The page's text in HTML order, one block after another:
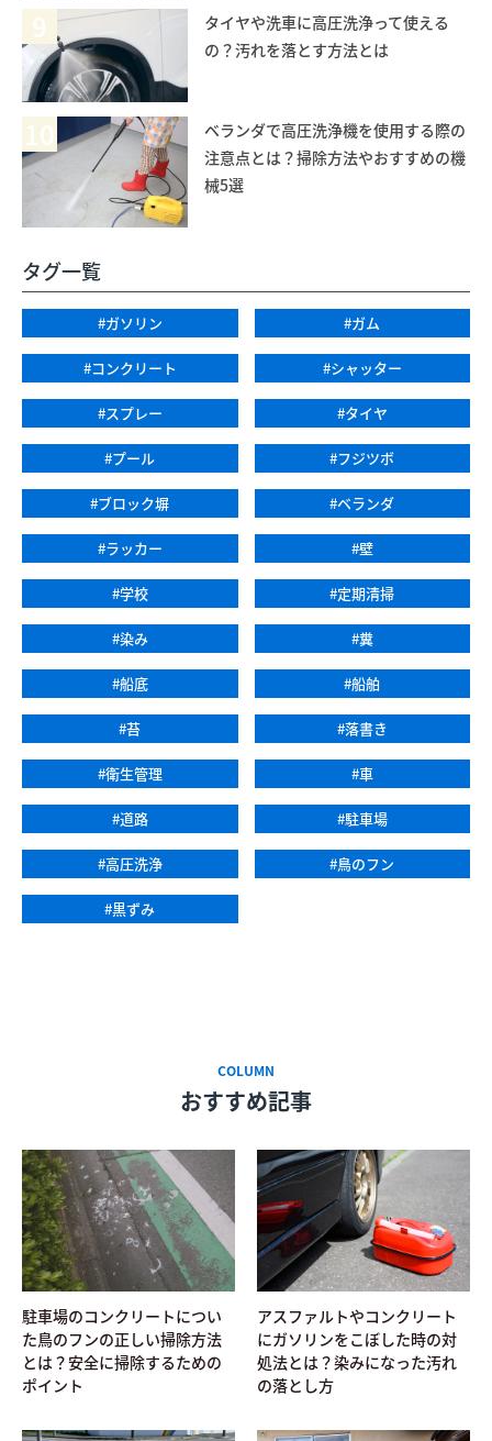
9
タイヤや洗車に高圧洗浄って使える
の？汚れを落とす方法とは
10
ベランダで高圧洗浄機を使用する際の
注意点とは？掃除方法やおすすめの機
械5選
タグ一覧
#ガソリン #ガム
#コンクリート #シャッター
#スプレー #タイヤ
#プール #フジツボ
#ブロック塀 #ベランダ
#ラッカー #壁
#学校 #定期清掃
#染み #糞
#船底 #船舶
#苔 #落書き
#衛生管理 #車
#道路 #駐車場
#高圧洗浄 #鳥のフン
#黒ずみ
COLUMN
おすすめ記事
駐車場のコンクリートについ
た鳥のフンの正しい掃除方法
とは？安全に掃除するための
ポイント
アスファルトやコンクリート
にガソリンをこぼした時の対
処法とは？染みになった汚れ
の落とし方